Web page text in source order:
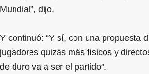
Mundial”, dijo.
Y continuó: “Y sí, con una propuesta
jugadores quizás más físicos y
de duro va a ser el partido".